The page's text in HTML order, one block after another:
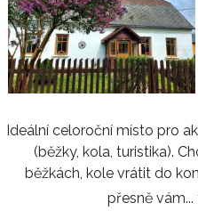
Ideální celoroční místo pro
(běžky, kola, turistika).
běžkách, kole vrátit do
přesně vám...